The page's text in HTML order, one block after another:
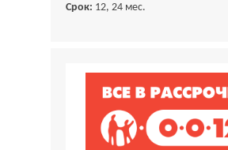
Срок: 12, 24 мес.